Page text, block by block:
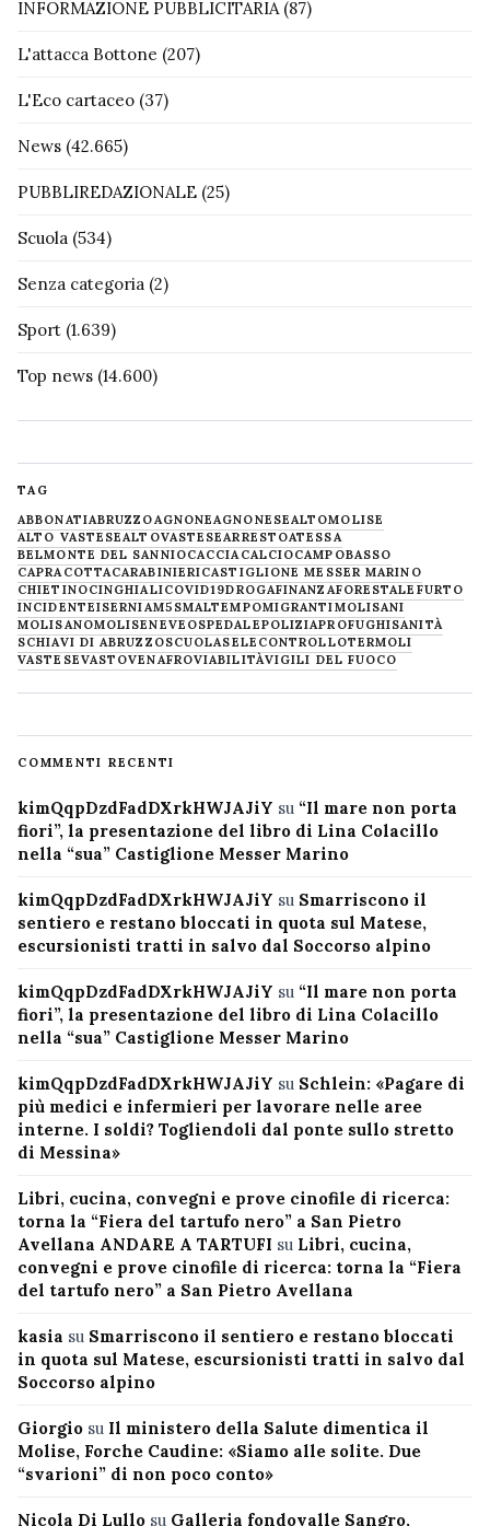
INFORMAZIONE PUBBLICITARIA(87)
L'attacca Bottone (207)
L'Eco cartaceo (37)
News (42.665)
PUBBLIREDAZIONALE (25)
Scuola (534)
Senza categoria (2)
Sport (1.639)
Top news (14.600)
TAG
ABBONATIABRUZZOAGNONEAGNONESEALTOMOLISE
ALTO VASTESEALTOVASTESEARRESTOATESSA
BELMONTE DEL SANNIOCACCIACALCIOCAMPOBASSO
CAPRACOTTACARABINIERICASTIGLIONE MESSER MARINO
CHIETINOCINGHIALICOVID19DROGAFINANZAFORESTALE FURTO
INCIDENTEISERNIAM5SMALTEMPOMIGRANTIMOLISANI
MOLISANOMOLISENEVE OSPEDALEPOLIZIAPROFUGHISANITÀ
SCHIAVI DI ABRUZZOSCUOLASELECONTROLLOTERMOLI
VASTESEVASTOVENAFROVIABILITÀVIGILI DEL FUOCO
COMMENTI RECENTI
kimQqpDzdFadDXrkHWJAJiY su “Il mare non porta
fiori”, la presentazione del libro di Lina Colacillo
nella “sua” Castiglione Messer Marino
kimQqpDzdFadDXrkHWJAJiY su Smarriscono il
sentiero e restano bloccati in quota sul Matese,
escursionisti tratti in salvo dal Soccorso alpino
kimQqpDzdFadDXrkHWJAJiY su “Il mare non porta
fiori”, la presentazione del libro di Lina Colacillo
nella “sua” Castiglione Messer Marino
kimQqpDzdFadDXrkHWJAJiY su Schlein: «Pagare di
più medici e infermieri per lavorare nelle aree
interne. I soldi? Togliendoli dal ponte sullo stretto
di Messina»
Libri, cucina, convegni e prove cinofile di ricerca:
torna la “Fiera del tartufo nero” a San Pietro
Avellana ANDARE A TARTUFI su Libri, cucina,
convegni e prove cinofile di ricerca: torna la “Fiera
del tartufo nero” a San Pietro Avellana
kasia su Smarriscono il sentiero e restano bloccati
in quota sul Matese, escursionisti tratti in salvo dal
Soccorso alpino
Giorgio su Il ministero della Salute dimentica il
Molise, Forche Caudine: «Siamo alle solite. Due
“svarioni” di non poco conto»
Nicola Di Lullo su Galleria fondovalle Sangro,